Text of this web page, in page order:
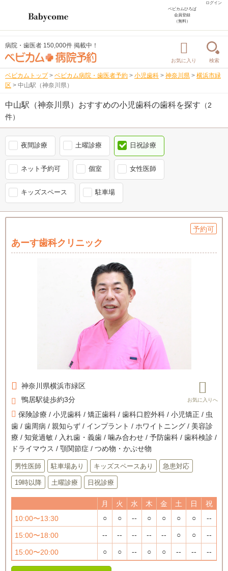
ログイン
ベビカムひろば
会員登録
（無料）
病院・歯医者 150,000件 掲載中！
お気に入り 検索
ベビカムトップ > ベビカム病院・歯医者予約 > 小児歯科 > 神奈川県 > 横浜市緑
区 > 中山駅（神奈川県）
中山駅（神奈川県）おすすめの小児歯科の歯科を探す （2
件）
夜間診療 土曜診療 日祝診療
ネット予約可 個室 女性医師
キッズスペース 駐車場
予約可
あーす歯科クリニック
神奈川県横浜市緑区
鴨居駅徒歩約3分
保険診療 / 小児歯科 / 矯正歯科 / 歯科口腔外科 / 小児矯正 / 虫
歯 / 歯周病 / 親知らず / インプラント / ホワイトニング / 美容診
療 / 知覚過敏 / 入れ歯・義歯 / 噛み合わせ / 予防歯科 / 歯科検診 /
ドライマウス / 顎関節症 / つめ物・かぶせ物
男性医師 駐車場あり キッズスペースあり 急患対応
19時以降 土曜診療 日祝診療
月 火 水 木 金 土 日
祝
10:00〜13:30
○ ○ -- ○ ○ ○ ○ --
15:00〜18:00 -- -- -- -- -- ○ ○ --
15:00〜20:00 ○ ○ -- ○ ○ -- -- --